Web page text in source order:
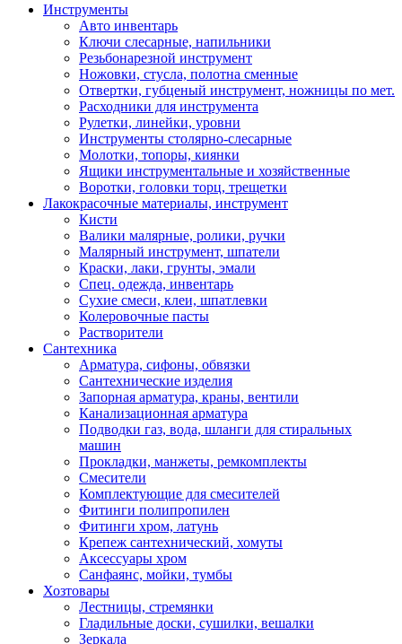
Инструменты
Авто инвентарь
Ключи слесарные, напильники
Резьбонарезной инструмент
Ножовки, стусла, полотна сменные
Отвертки, губценый инструмент, ножницы по мет.
Расходники для инструмента
Рулетки, линейки, уровни
Инструменты столярно-слесарные
Молотки, топоры, киянки
Ящики инструментальные и хозяйственные
Воротки, головки торц, трещетки
Лакокрасочные материалы, инструмент
Кисти
Валики малярные, ролики, ручки
Малярный инструмент, шпатели
Краски, лаки, грунты, эмали
Спец. одежда, инвентарь
Сухие смеси, клеи, шпатлевки
Колеровочные пасты
Растворители
Сантехника
Арматура, сифоны, обвязки
Сантехнические изделия
Запорная арматура, краны, вентили
Канализационная арматура
Подводки газ, вода, шланги для стиральных
машин
Прокладки, манжеты, ремкомплекты
Смесители
Комплектующие для смесителей
Фитинги полипропилен
Фитинги хром, латунь
Крепеж сантехнический, хомуты
Аксессуары хром
Санфаянс, мойки, тумбы
Хозтовары
Лестницы, стремянки
Гладильные доски, сушилки, вешалки
Зеркала